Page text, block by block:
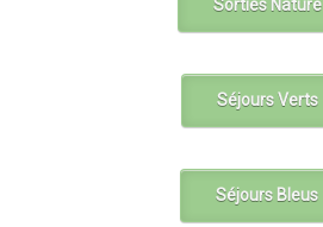
Sorties Nature
Séjours Verts
Séjours Bleus